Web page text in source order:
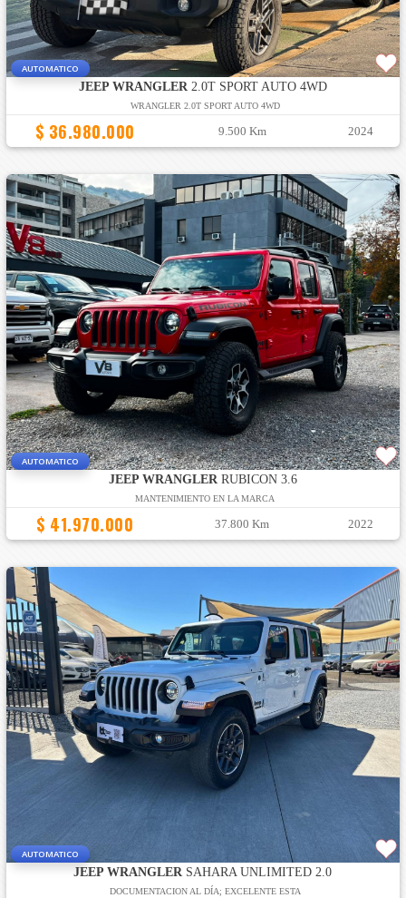
AUTOMATICO
JEEP WRANGLER2.0T SPORT AUTO 4WD
WRANGLER 2.0T SPORT AUTO 4WD
$ 36.980.000 9.500 Km 2024
AUTOMATICO
JEEP WRANGLERRUBICON 3.6
MANTENIMIENTO EN LA MARCA
$ 41.970.000 37.800 Km 2022
AUTOMATICO
JEEP WRANGLERSAHARA UNLIMITED 2.0
DOCUMENTACION AL DÍA; EXCELENTE ESTA